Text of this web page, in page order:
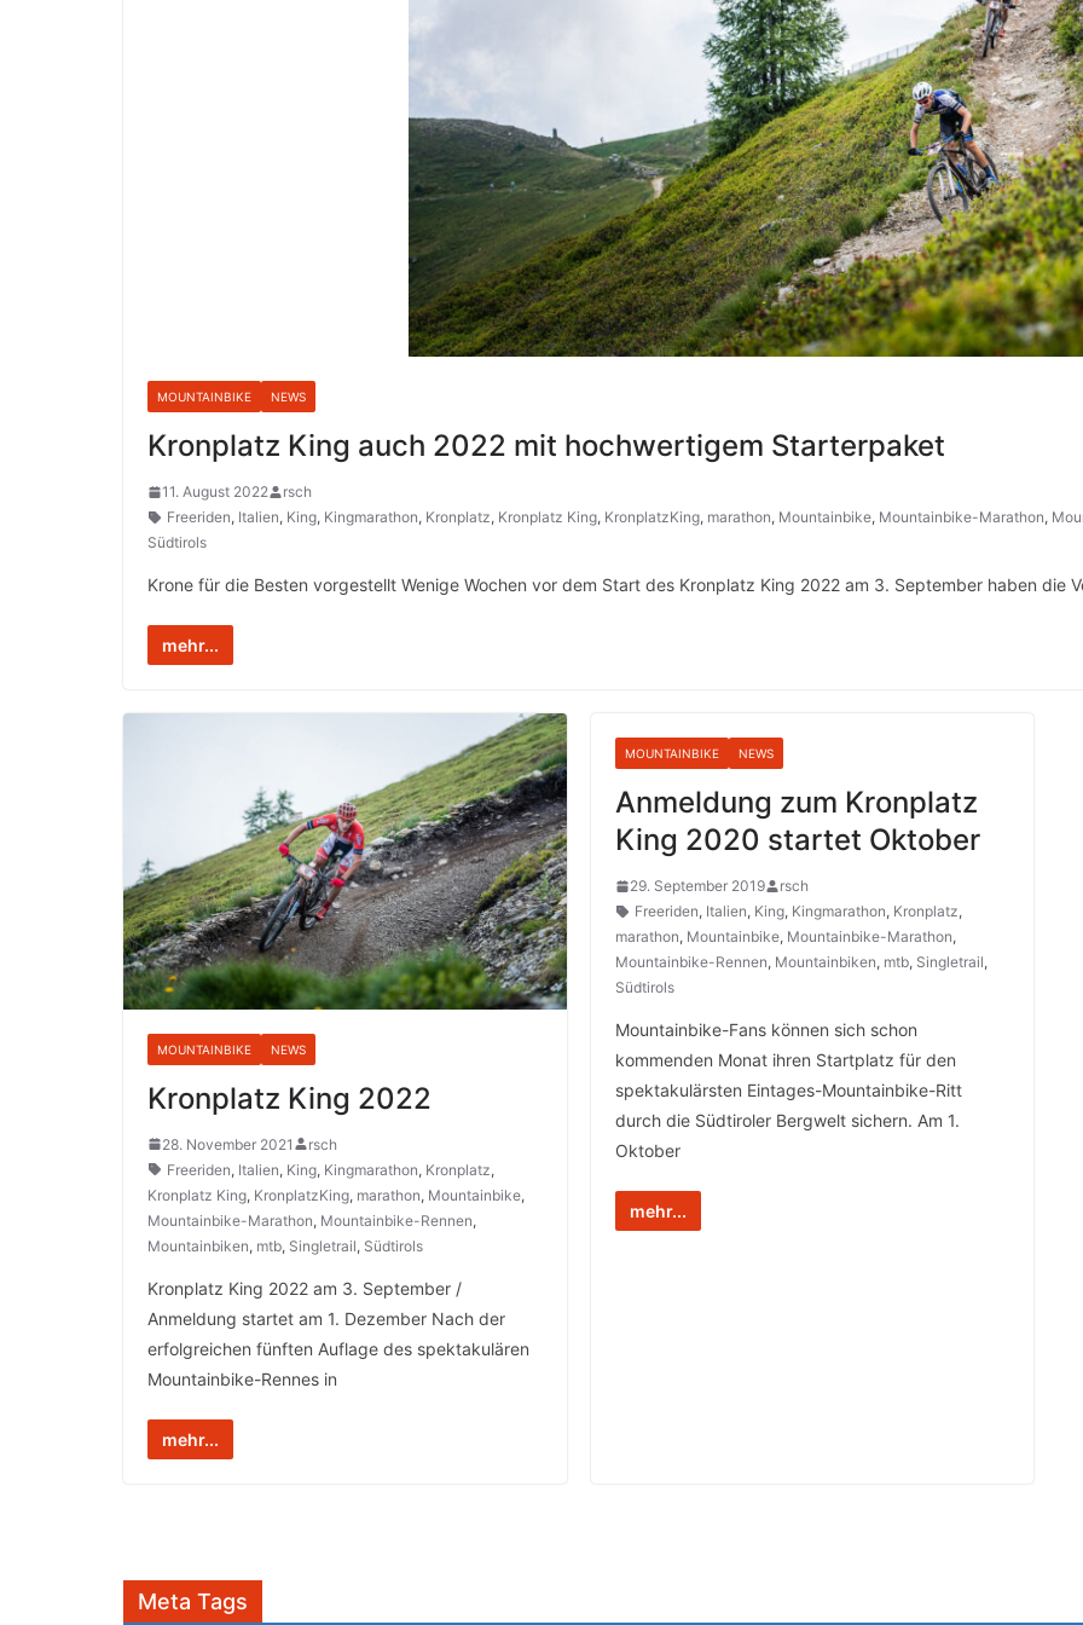
MOUNTAINBIKE NEWS
Kronplatz King auch 2022 mit hochwertigem Starterpaket
11. August 2022
rsch
Freeriden, Italien, King, Kingmarathon, Kronplatz, Kronplatz King, KronplatzKing, marathon, Mountainbike, Mountainbike-Marathon,
Südtirols
Krone für die Besten vorgestellt Wenige Wochen vor dem Start des Kronplatz King 2022 am 3. September haben die
mehr...
MOUNTAINBIKE NEWS
Kronplatz King 2022
28. November 2021
rsch
Freeriden, Italien, King, Kingmarathon, Kronplatz,
Kronplatz King, KronplatzKing, marathon, Mountainbike,
Mountainbike-Marathon, Mountainbike-Rennen,
Mountainbiken, mtb, Singletrail, Südtirols
Kronplatz King 2022 am 3. September /
Anmeldung startet am 1. Dezember Nach der
erfolgreichen fünften Auflage des spektakulären
Mountainbike-Rennes in
mehr...
MOUNTAINBIKE NEWS
Anmeldung zum Kronplatz
King 2020 startet Oktober
29. September 2019
rsch
Freeriden, Italien, King, Kingmarathon, Kronplatz,
marathon, Mountainbike, Mountainbike-Marathon,
Mountainbike-Rennen, Mountainbiken, mtb, Singletrail,
Südtirols
Mountainbike-Fans können sich schon
kommenden Monat ihren Startplatz für den
spektakulärsten Eintages-Mountainbike-Ritt
durch die Südtiroler Bergwelt sichern. Am 1.
Oktober
mehr...
Meta Tags